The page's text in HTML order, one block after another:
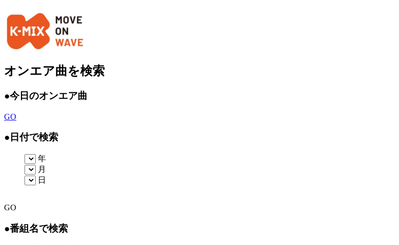
オンエア曲を検索
●今日のオンエア曲
GO
● 日付で検索
年
月
日
GO
●番組名で検索